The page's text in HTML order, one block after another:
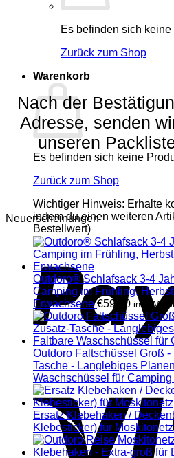
Es befinden sich
Zurück zum Shop
Warenkorb
Es befinden sich keine
Zurück zum Shop
Wichtiger Hinweis: Erhalte
indem du einen weiteren
Bestellwert)
Nach der
Adresse, senden
unseren
Neuerscheinungen
Outdoro® Schlafsack 3-4
Camping im Frühling,
Erwachsene €59,90 inkl.
Outdoro Faltschüssel Groß
Tasche - Langlebiges
Waschschüssel für
Ersatz Klebehaken /
Klebesticker) für Moskitonetz